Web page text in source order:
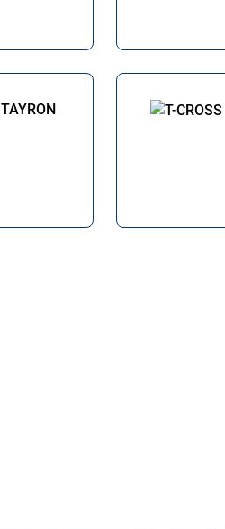
TAYRON